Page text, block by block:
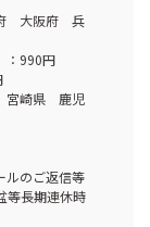
大阪府 兵
990円
崎県 鹿児
ルのご返信等
等長期連休時